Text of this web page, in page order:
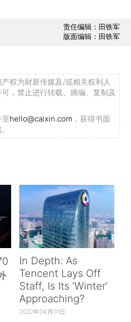
责任编辑：田铁军
版面编辑：田铁军
权为财新传媒及/或相关权利人
，禁止进行转载、摘编、复制及
hello@caixin.com ，获得书面
In Depth: As
Tencent Lays Off
Staff, Is Its ‘Winter’
Approaching?
2022年04月01日